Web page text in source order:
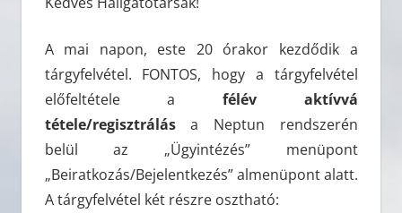
A mai napon, este 20 órakor kezdődik a
tárgyfelvétel. FONTOS, hogy a tárgyfelvétel
előfeltétele a félév aktívvá
tétele/regisztrálása Neptun rendszerén
belül az „Ügyintézés” menüpont
„Beiratkozás/Bejelentkezés” almenüpont alatt.
A tárgyfelvétel két részre osztható: